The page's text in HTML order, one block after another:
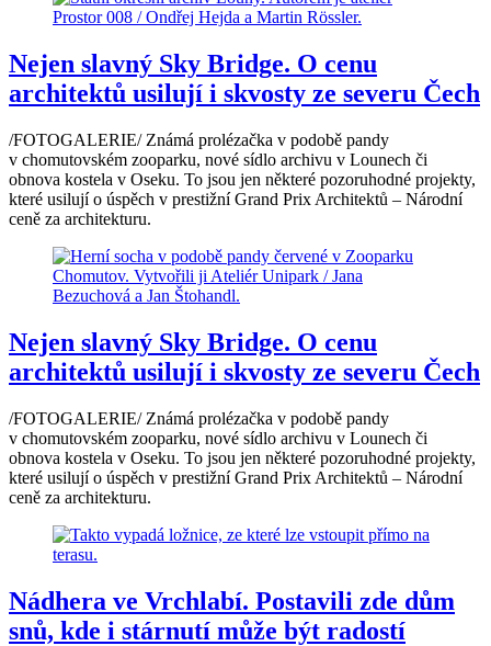
Nejen slavný Sky Bridge. O cenu
architektů usilují i skvosty ze severu Čech
/FOTOGALERIE/ Známá prolézačka v podobě pandy
v chomutovském zooparku, nové sídlo archivu v Lounech či
obnova kostela v Oseku. To jsou jen některé pozoruhodné projekty,
které usilují o úspěch v prestižní Grand Prix Architektů – Národní
ceně za architekturu.
Nejen slavný Sky Bridge. O cenu
architektů usilují i skvosty ze severu Čech
/FOTOGALERIE/ Známá prolézačka v podobě pandy
v chomutovském zooparku, nové sídlo archivu v Lounech či
obnova kostela v Oseku. To jsou jen některé pozoruhodné projekty,
které usilují o úspěch v prestižní Grand Prix Architektů – Národní
ceně za architekturu.
Nádhera ve Vrchlabí. Postavili zde dům
snů, kde i stárnutí může být radostí